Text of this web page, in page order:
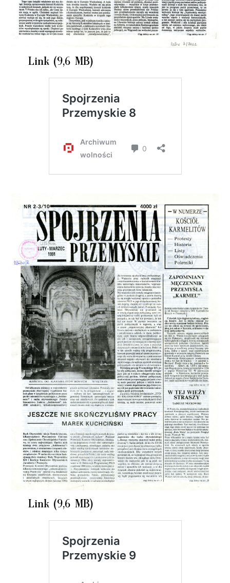
Link (9,6 MB)
Link (9,6 MB)